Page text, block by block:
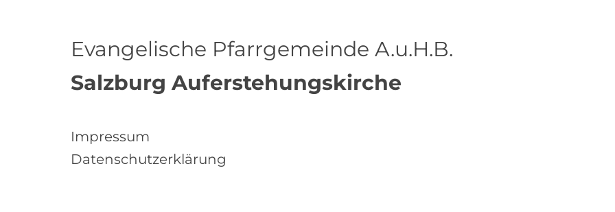
Evangelische Pfarrgemeinde A.u.H.B.
Salzburg Auferstehungskirche
Impressum
Datenschutzerklärung